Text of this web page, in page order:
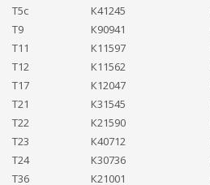
T5c
К41245
T9
К90941
T11
К11597
T12
К11562
Т17
К12047
Т21
К31545
T22
К21590
Т23
К40712
Т24
К30736
Т36
К21001